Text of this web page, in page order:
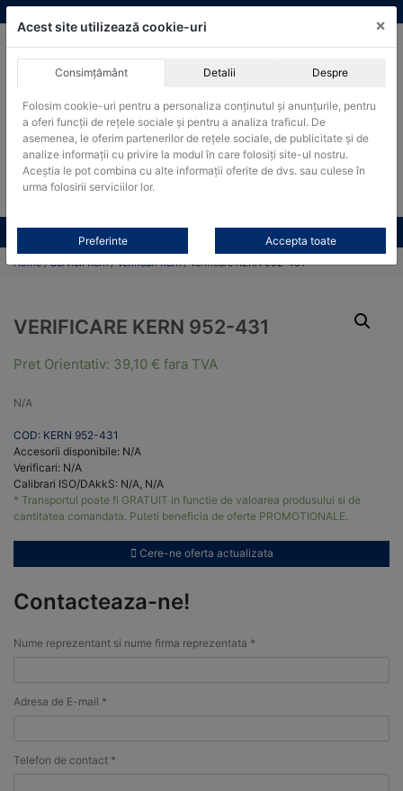
Skip
to
Produsele pot fi achizitionate si in sistemul SEAP / SICAP
Products
search
CAUTARE
Toate produsele CONTACT
Home/Servicii Kern/Verificari Kern/ Verificare KERN 952-431
VERIFICARE KERN 952-431
Pret Orientativ: 39,10 € fara TVA
N/A
COD: KERN 952-431
Accesorii disponibile: N/A
Verificari: N/A
Calibrari ISO/DAkkS: N/A, N/A
* Transportul poate fi GRATUIT in functie de valoarea produsului si de
cantitatea comandata. Puteti beneficia de oferte PROMOTIONALE.
Cere-ne oferta actualizata
Contacteaza-ne!
Nume reprezentant si nume firma reprezentata *
Adresa de E-mail *
Telefon de contact *
Acest site utilizează cookie-uri ×
Consimțământ Detalii Despre
Folosim cookie-uri pentru a personaliza conținutul și anunțurile, pentru
a oferi funcții de rețele sociale și pentru a analiza traficul. De
asemenea, le oferim partenerilor de rețele sociale, de publicitate și de
analize informații cu privire la modul în care folosiți site-ul nostru.
Aceștia le pot combina cu alte informații oferite de dvs. sau culese în
urma folosirii serviciilor lor.
Preferinte Accepta toate